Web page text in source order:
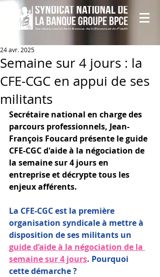
Semaine sur 4 jours : la
CFE-CGC en appui de ses
militants
24 avr. 2025
Secrétaire national en charge des
parcours professionnels, Jean-
François Foucard présente le guide
CFE-CGC d'aide à la négociation de
la semaine sur 4 jours en
entreprise et décrypte tous les
enjeux afférents.
La CFE-CGC est la première
organisation syndicale à mettre à
disposition de ses militants un
guide d’aide à la négociation de la
semaine sur 4 jours. Pourquoi
cette démarche ?